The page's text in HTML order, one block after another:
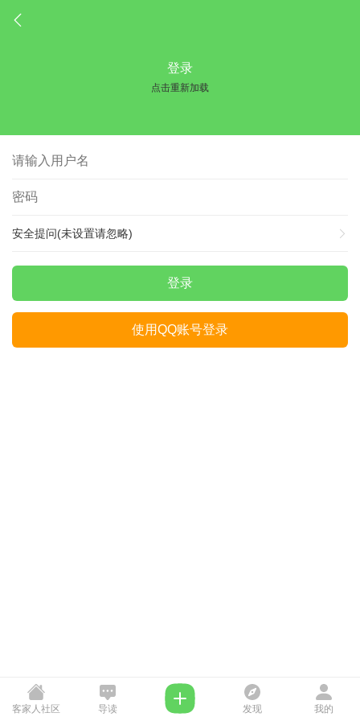
登录
点击重新加载
安全提问(未设置请忽略)
登录
使用QQ账号登录
客家人社区 导读 发现 我的